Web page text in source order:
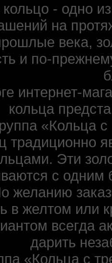
кольцо - одно
на
века,
и по-
интернет-
кольца
«Кольца
традиционно
Эти
с
желанию
в желтом или
всегда
дарить
«Кольца с